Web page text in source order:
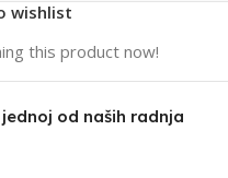
wishlist
this product now!
od naših radnja